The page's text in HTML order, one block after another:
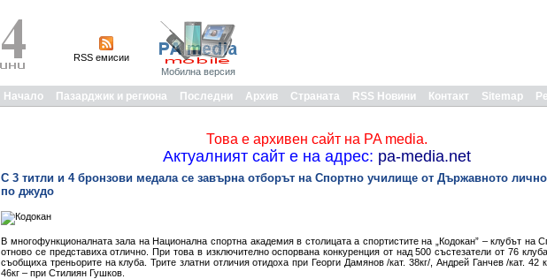
RSS емисии
Мобилна версия
Начало Пазарджик и региона Последни Архив Страната RSS Новини Контакт Sitemap
Това е архивен сайт на PA media.
Актуалният сайт е на адрес: pa-media.net
С 3 титли и 4 бронзови медала се завърна отборът на Спортно училище от Държавното
по джудо
В многофункционалната зала на Национална спортна академия в столицата а спортистите на „Кодокан” – клубът на
отново се представиха отлично. При това в изключително оспорвана конкуренция от над 500 състезатели от 76
съобщиха треньорите на клуба. Трите златни отличия отидоха при Георги Дамянов /кат. 38кг/, Андрей Ганчев /кат. 42
46кг – при Стилиян Гушков.